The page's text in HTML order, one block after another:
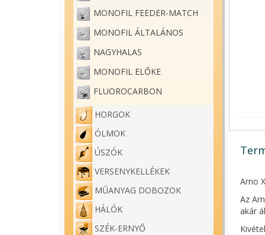
MONOFIL FEEDER-MATCH
MONOFIL ÁLTALÁNOS
NAGYHALAS
MONOFIL ELŐKE
FLUOROCARBON
HORGOK
ÓLMOK
ÚSZÓK
VERSENYKELLÉKEK
MŰANYAG DOBOZOK
HÁLÓK
SZÉK-ERNYŐ
Arno
Az
akár